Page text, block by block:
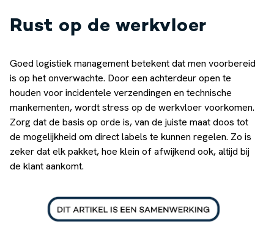
Rust op de werkvloer
Goed logistiek management betekent dat men voorbereid
is op het onverwachte. Door een achterdeur open te
houden voor incidentele verzendingen en technische
mankementen, wordt stress op de werkvloer voorkomen.
Zorg dat de basis op orde is, van de juiste maat doos tot
de mogelijkheid om direct labels te kunnen regelen. Zo is
zeker dat elk pakket, hoe klein of afwijkend ook, altijd bij
de klant aankomt.